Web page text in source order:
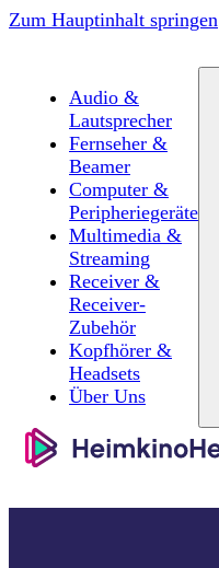
Zum Hauptinhalt springen
Audio &
Lautsprecher
Fernseher &
Beamer
Computer &
Peripheriegeräte
Multimedia &
Streaming
Receiver &
Receiver-
Zubehör
Kopfhörer &
Headsets
Über Uns